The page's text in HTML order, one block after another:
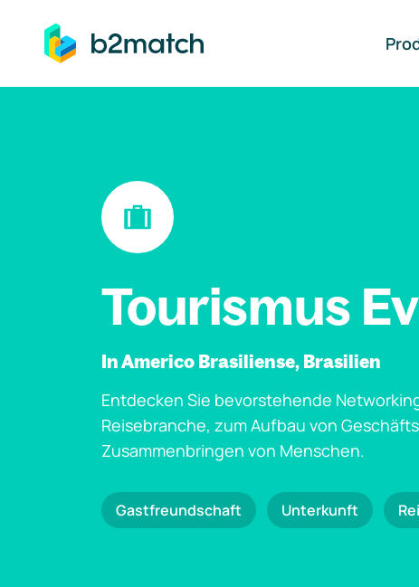
springen
Tourismus
In Americo Brasiliense, Brasilien
Entdecken Sie bevorstehende
Reisebranche, zum Aufbau von
Zusammenbringen von Menschen.
Gastfreundschaft Unterkunft